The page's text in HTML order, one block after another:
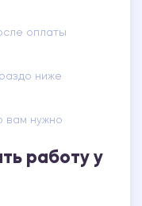
оплаты
ниже
вам нужно
работу у